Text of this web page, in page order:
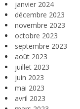
janvier 2024
décembre 2023
novembre 2023
octobre 2023
septembre 2023
août 2023
juillet 2023
juin 2023
mai 2023
avril 2023